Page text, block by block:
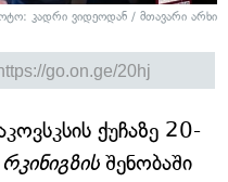
კადრი ვიდეოდან / მთავარი არხი
ქუჩაზე 20-
შენობაში